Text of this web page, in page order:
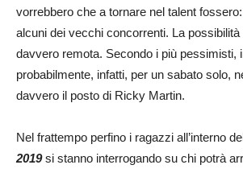
vorrebbero che a tornare nel talent fossero:
alcuni dei vecchi concorrenti. La
davvero remota. Secondo i più pessimisti,
probabilmente, infatti, per un sabato solo,
davvero il posto di Ricky Martin.
Nel frattempo perfino i ragazzi all’interno
2019si stanno interrogando su chi potrà